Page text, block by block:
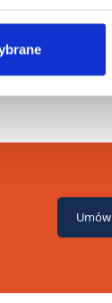
i
które dadzą